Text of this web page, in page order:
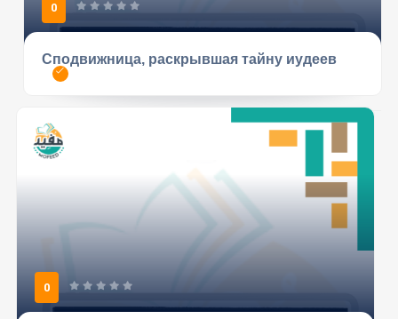
0
Сподвижница, раскрывшая тайну иудеев
0